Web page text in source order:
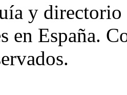
y directorio
en España.